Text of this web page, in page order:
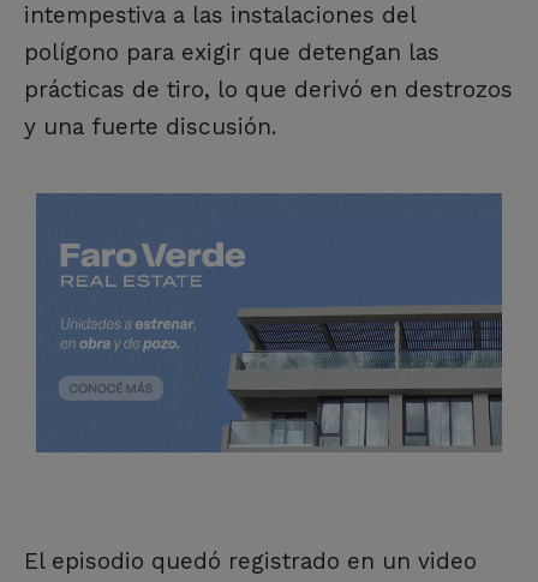
intempestiva a las instalaciones del
polígono para exigir que detengan las
prácticas de tiro, lo que derivó en destrozos
y una fuerte discusión.
El episodio quedó registrado en un video